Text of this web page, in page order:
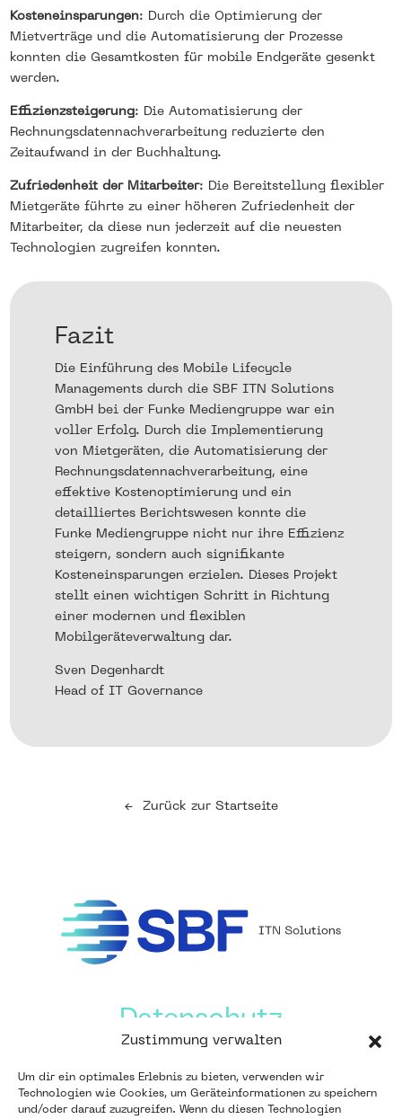
Zustimmung verwalten
Um dir ein optimales Erlebnis zu bieten, verwenden wir
Technologien wie Cookies, um Geräteinformationen zu speichern
und/oder darauf zuzugreifen. Wenn du diesen Technologien
Kosteneinsparungen: Durch die Optimierung der
Mietverträge und die Automatisierung der Prozesse
konnten die Gesamtkosten für mobile Endgeräte gesenkt
werden.
Effizienzsteigerung: Die Automatisierung der
Rechnungsdatennachverarbeitung reduzierte den
Zeitaufwand in der Buchhaltung.
Zufriedenheit der Mitarbeiter: Die Bereitstellung flexibler
Mietgeräte führte zu einer höheren Zufriedenheit der
Mitarbeiter, da diese nun jederzeit auf die neuesten
Technologien zugreifen konnten.
Fazit
Die Einführung des Mobile Lifecycle
Managements durch die SBF ITN Solutions
GmbH bei der Funke Mediengruppe war ein
voller Erfolg. Durch die Implementierung
von Mietgeräten, die Automatisierung der
Rechnungsdatennachverarbeitung, eine
effektive Kostenoptimierung und ein
detailliertes Berichtswesen konnte die
Funke Mediengruppe nicht nur ihre Effizienz
steigern, sondern auch signifikante
Kosteneinsparungen erzielen. Dieses Projekt
stellt einen wichtigen Schritt in Richtung
einer modernen und flexiblen
Mobilgeräteverwaltung dar.
Sven Degenhardt
Head of IT Governance
← Zurück zur Startseite
Datenschutz
Impressum